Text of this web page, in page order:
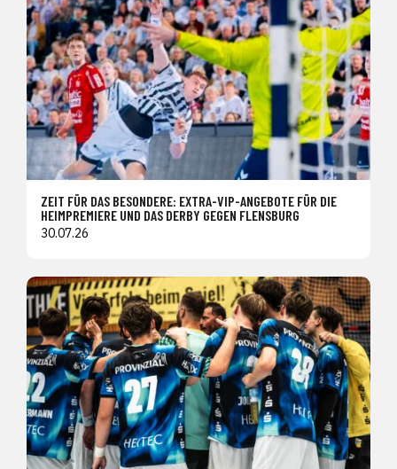
ZEIT FÜR DAS BESONDERE: EXTRA-VIP-ANGEBOTE FÜR DIE
HEIMPREMIERE UND DAS DERBY GEGEN FLENSBURG
30.07.26